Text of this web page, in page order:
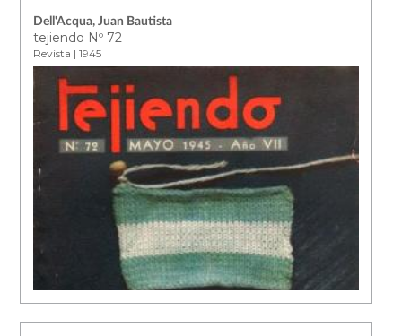
Dell'Acqua, Juan Bautista
tejiendo Nº 72
Revista | 1945